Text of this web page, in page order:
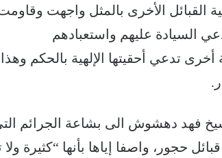
القبائل الأخرى بالمثل واجهت
السيادة عليهم واستعبادهم
أخرى تدعي أحقيتها الإلهية بالحكم
فهد دهشوش الى بشاعة الجرائم التي
حجور، واصفا إياها بأنها “كثيرة